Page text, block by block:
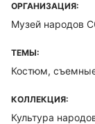
ОРГАНИЗАЦИЯ:
Музей народов
ТЕМЫ:
Костюм,
КОЛЛЕКЦИЯ:
Культура